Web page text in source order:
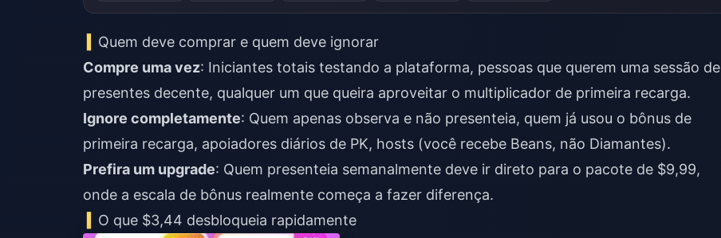
Quem deve comprar e quem deve ignorar
Compre uma vez: Iniciantes totais testando a plataforma, pessoas que querem uma sessão de
presentes decente, qualquer um que queira aproveitar o multiplicador de primeira recarga.
Ignore completamente: Quem apenas observa e não presenteia, quem já usou o bônus de
primeira recarga, apoiadores diários de PK, hosts (você recebe Beans, não Diamantes).
Prefira um upgrade: Quem presenteia semanalmente deve ir direto para o pacote de $9,99,
onde a escala de bônus realmente começa a fazer diferença.
O que $3,44 desbloqueia rapidamente